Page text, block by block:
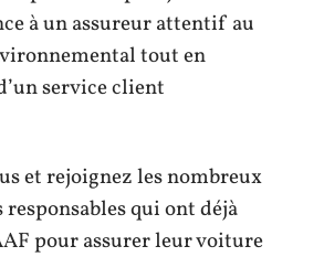
à un assureur attentif au
tout en
service client
et rejoignez les nombreux
qui ont déjà
pour assurer leur voiture